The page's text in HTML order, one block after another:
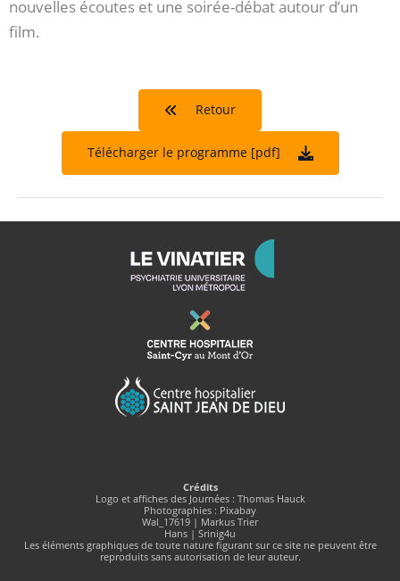
nouvelles écoutes et une soirée-débat autour d’un
film.
Retour
Télécharger le programme [pdf]
Crédits
Logo et affiches des Journées : Thomas Hauck
Photographies : Pixabay
Wal_17619 | Markus Trier
Hans | Srinig4u
Les éléments graphiques de toute nature figurant sur ce site ne peuvent être
reproduits sans autorisation de leur auteur.